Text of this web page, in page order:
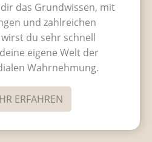
das Grundwissen, mit
und zahlreichen
du sehr schnell
eigene Welt der
Wahrnehmung.
ERFAHREN